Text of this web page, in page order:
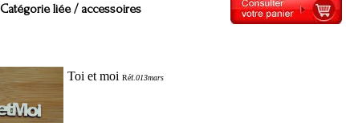
Catégorie liée / accessoires
Toi et moiRéf.